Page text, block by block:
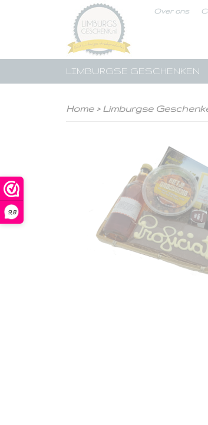
9,8
Over ons
LIMBURGSE GESCHENKEN
Home> Limburgse